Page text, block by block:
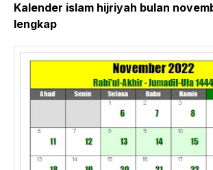
Kalender islam hijriyah bulan
lengkap